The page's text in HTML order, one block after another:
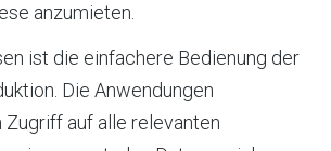
anzumieten.
ist die einfachere Bedienung der
Die Anwendungen
auf alle relevanten